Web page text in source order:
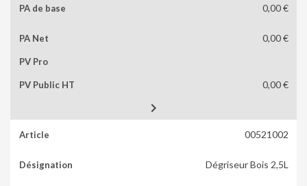
0,00 €
0,00 €
0,00 €

00521002
Dégriseur Bois 2,5L